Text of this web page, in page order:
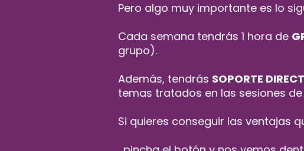
Pero algo muy importante es lo
Cada semana tendrás 1 hora de
grupo).
Además, tendrás SOPORTE
temas tratados en las sesiones
Si quieres conseguir las ventajas